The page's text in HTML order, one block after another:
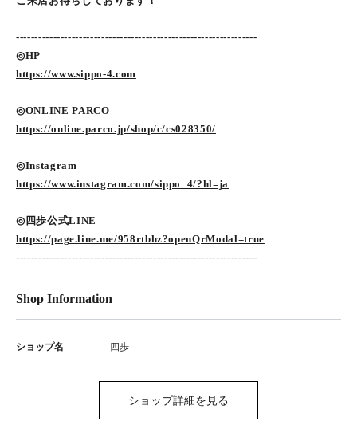
-----------------------------------------------------------------
◎HP
https://www.sippo-4.com
◎ONLINE PARCO
https://online.parco.jp/shop/c/cs028350/
◎Instagram
https://www.instagram.com/sippo_4/?hl=ja
◎四歩公式LINE
https://page.line.me/958rtbhz?openQrModal=true
-----------------------------------------------------------------
Shop Information
ショップ名 四歩
ショップ詳細を見る